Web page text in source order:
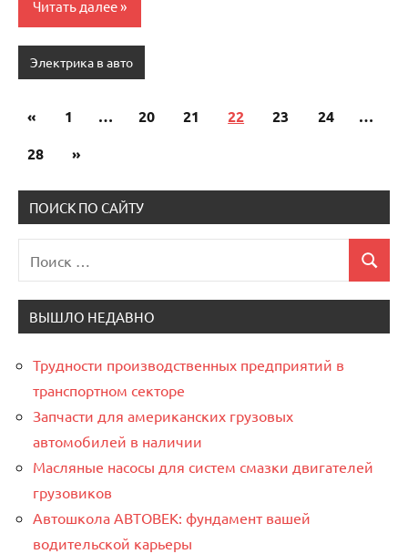
Читать далее
Электрика в авто
записей
« Предыдущие
1 … 20 21 22 23 24
…
28
Следующие
»
ПОИСК ПО САЙТУ
для:
Поиск
ВЫШЛО НЕДАВНО
Трудности производственных предприятий в
транспортном секторе
Запчасти для американских грузовых
автомобилей в наличии
Масляные насосы для систем смазки двигателей
грузовиков
Автошкола АВТОВЕК: фундамент вашей
водительской карьеры